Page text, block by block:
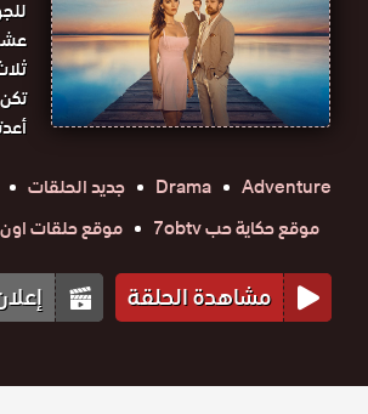
Adventure
Drama جديد الحلقات
موقع حكاية حب 7obtv
موقع حلقات اون
مشاهدة الحلقة